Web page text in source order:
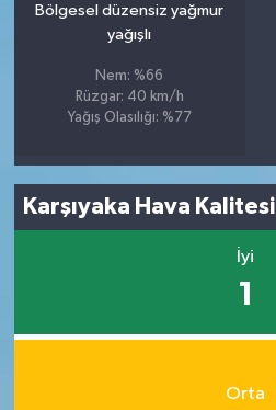
Bölgesel düzensiz yağmur
yağışlı
Nem: %66
Rüzgar: 40 km/h
Yağış Olasılığı: %77
Karşıyaka Hava Kalitesi
İyi
1
Orta